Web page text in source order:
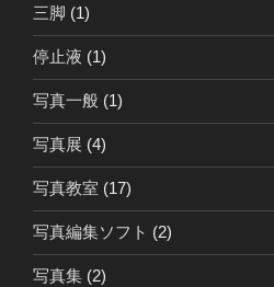
三脚 (1)
停止液 (1)
写真一般 (1)
写真展 (4)
写真教室 (17)
写真編集ソフト (2)
写真集 (2)